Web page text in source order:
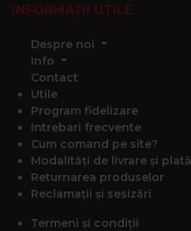
INFORMAȚII UTILE
Despre noi
Info
Contact
Utile
Program fidelizare
Intrebari frecvente
Cum comand pe site?
Modalități de livrare și plată
Returnarea produselor
Reclamații și sesizări
Termeni și condiții